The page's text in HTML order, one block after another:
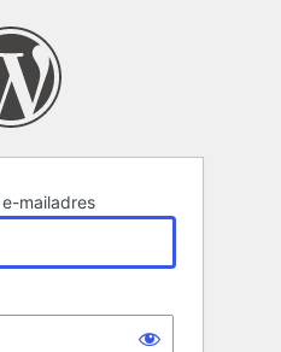
mailadres